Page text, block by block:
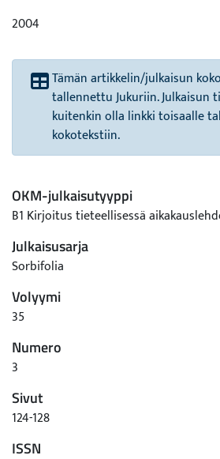
2004
Tämän artikkelin/julkaisun
tallennettu Jukuriin. Julkaisun
kuitenkin olla linkki toisaalle
kokotekstiin.
OKM-julkaisutyyppi
B1 Kirjoitus tieteellisessä
Julkaisusarja
Sorbifolia
Volyymi
35
Numero
3
Sivut
124-128
ISSN